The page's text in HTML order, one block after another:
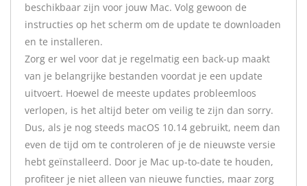
beschikbaar zijn voor jouw Mac. Volg gewoon de
instructies op het scherm om de update te downloaden
en te installeren.
Zorg er wel voor dat je regelmatig een back-up maakt
van je belangrijke bestanden voordat je een update
uitvoert. Hoewel de meeste updates probleemloos
verlopen, is het altijd beter om veilig te zijn dan sorry.
Dus, als je nog steeds macOS 10.14 gebruikt, neem dan
even de tijd om te controleren of je de nieuwste versie
hebt geïnstalleerd. Door je Mac up-to-date te houden,
profiteer je niet alleen van nieuwe functies, maar zorg